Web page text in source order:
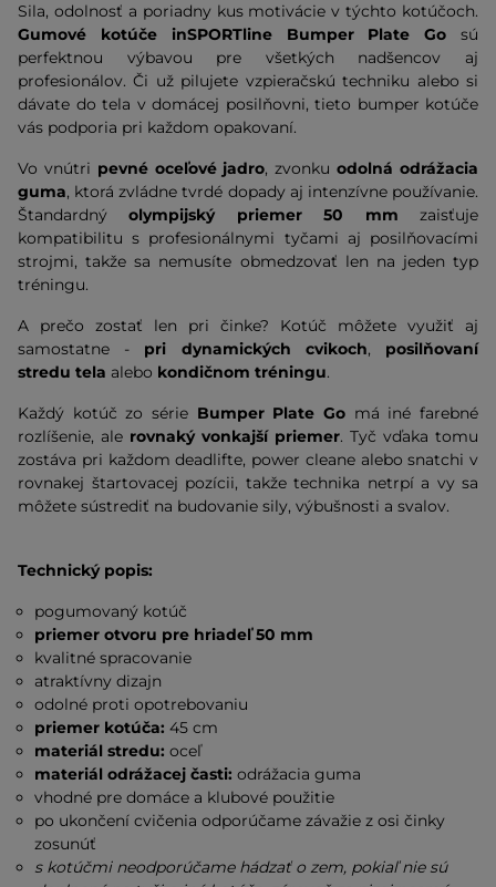
Sila, odolnosť a poriadny kus motivácie v týchto kotúčoch.
Gumové kotúče inSPORTline Bumper Plate Go sú
perfektnou výbavou pre všetkých nadšencov aj
profesionálov. Či už pilujete vzpieračskú techniku alebo si
dávate do tela v domácej posilňovni, tieto bumper kotúče
vás podporia pri každom opakovaní.
Vo vnútri pevné oceľové jadro, zvonkuodolná odrážacia
guma, ktorá zvládne tvrdé dopady aj intenzívne používanie.
Štandardný olympijský priemer 50 mm zaisťuje
kompatibilitu s profesionálnymi tyčami aj posilňovacími
strojmi, takže sa nemusíte obmedzovať len na jeden typ
tréningu.
A prečo zostať len pri činke? Kotúč môžete využiť aj
samostatne - pri dynamických cvikoch, posilňovaní
stredu tela alebo kondičnom tréningu.
Každý kotúč zo série Bumper Plate Go má iné farebné
rozlíšenie, ale rovnaký vonkajší priemer. Tyč vďaka tomu
zostáva pri každom deadlifte, power cleane alebo snatchi v
rovnakej štartovacej pozícii, takže technika netrpí a vy sa
môžete sústrediť na budovanie sily, výbušnosti a svalov.
Technický popis:
pogumovaný kotúč
priemer otvoru pre hriadeľ 50 mm
kvalitné spracovanie
atraktívny dizajn
odolné proti opotrebovaniu
priemer kotúča:45 cm
materiál stredu:oceľ
materiál odrážacej časti: odrážacia guma
vhodné pre domáce a klubové použitie
po ukončení cvičenia odporúčame závažie z osi činky
zosunúť
s kotúčmi neodporúčame hádzať o zem, pokiaľ nie sú